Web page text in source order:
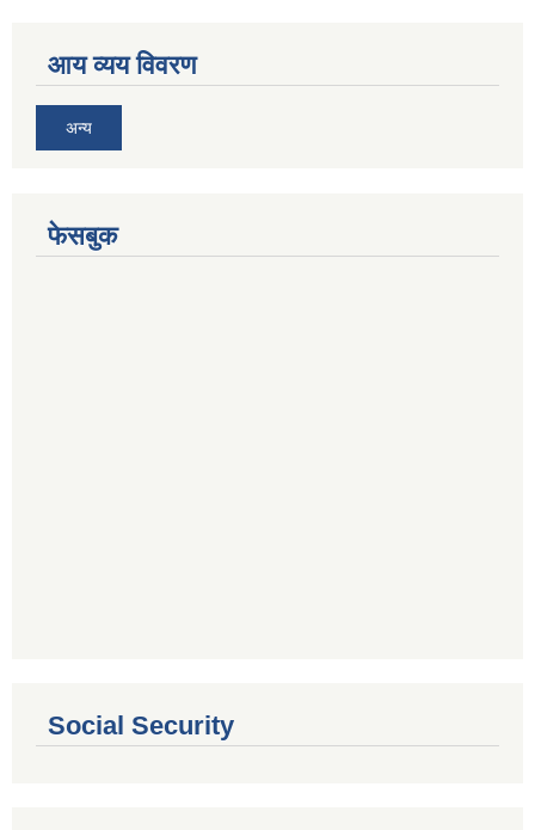
आय व्यय विवरण
अन्य
फेसबुक
Social Security